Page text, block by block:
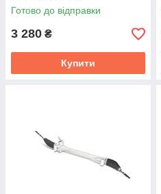
Готово до відправки
3 280 ₴
Купити